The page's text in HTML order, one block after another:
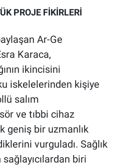
PROJE FİKİRLERİ
Ar-Ge
Karaca,
ikincisini
iskelelerinden kişiye
salım
ve tıbbi cihaz
geniş bir uzmanlık
vurguladı. Sağlık
biri